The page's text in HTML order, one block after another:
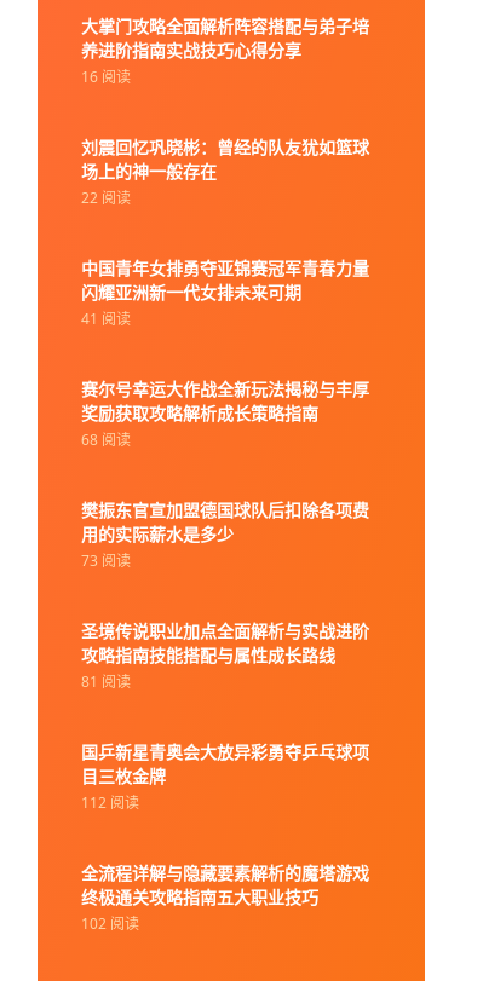
大掌门攻略全面解析阵容搭配与弟子培
养进阶指南实战技巧心得分享
16 阅读
刘震回忆巩晓彬：曾经的队友犹如篮球
场上的神一般存在
22 阅读
中国青年女排勇夺亚锦赛冠军青春力量
闪耀亚洲新一代女排未来可期
41 阅读
赛尔号幸运大作战全新玩法揭秘与丰厚
奖励获取攻略解析成长策略指南
68 阅读
樊振东官宣加盟德国球队后扣除各项费
用的实际薪水是多少
73 阅读
圣境传说职业加点全面解析与实战进阶
攻略指南技能搭配与属性成长路线
81 阅读
国乒新星青奥会大放异彩勇夺乒乓球项
目三枚金牌
112 阅读
全流程详解与隐藏要素解析的魔塔游戏
终极通关攻略指南五大职业技巧
102 阅读